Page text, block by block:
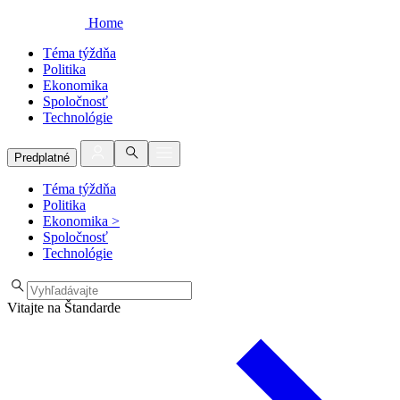
Home
Téma týždňa
Politika
Ekonomika
Spoločnosť
Technológie
Predplatné
Téma týždňa
Politika
Ekonomika >
Spoločnosť
Technológie
Vitajte na Štandarde